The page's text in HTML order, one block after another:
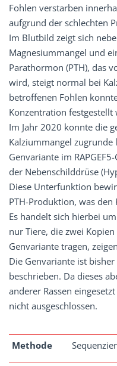
Fohlen verstarben
aufgrund der schlechten
Im Blutbild zeigt sich
Magnesiummangel und
Parathormon (PTH), das
wird, steigt normal bei
betroffenen Fohlen
Konzentration festgestellt
Im Jahr 2020 konnte die
Kalziummangel zugrunde
Genvariante im
der Nebenschilddrüse
Diese Unterfunktion
PTH-Produktion, was
Es handelt sich hierbei
nur Tiere, die zwei
Genvariante tragen,
Die Genvariante ist
beschrieben. Da dieses
anderer Rassen
nicht ausgeschlossen.
Methode